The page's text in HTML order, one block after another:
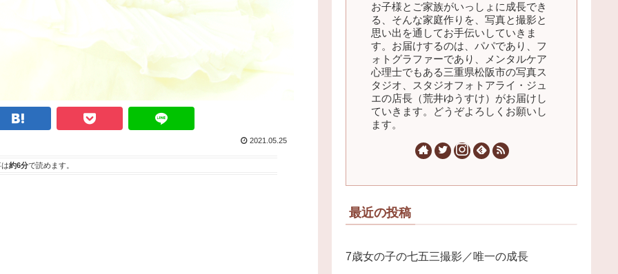
2021.05.25
約6分で読めます。
お子様とご家族がいっしょに成長でき
る、そんな家庭作りを、写真と撮影と
思い出を通してお手伝いしていきま
す。お届けするのは、パパであり、フ
ォトグラファーであり、メンタルケア
心理士でもある三重県松阪市の写真ス
タジオ、スタジオフォトアライ・ジュ
エの店長（荒井ゆうすけ）がお届けし
ていきます。どうぞよろしくお願いし
ます。
最近の投稿
7歳女の子の七五三撮影／唯一の成長